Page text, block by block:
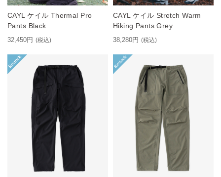
CAYL ケイル Thermal Pro
Pants Black
32,450円 (税込)
CAYL ケイル Stretch Warm
Hiking Pants Grey
38,280円 (税込)